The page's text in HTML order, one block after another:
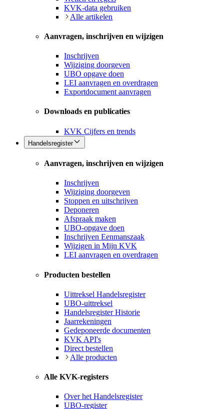
KVK-data gebruiken
Alle artikelen
Aanvragen, inschrijven en wijzigen
Inschrijven
Wijziging doorgeven
UBO opgave doen
LEI aanvragen en overdragen
Exportdocument aanvragen
Downloads en publicaties
KVK Cijfers en trends
Handelsregister
Aanvragen, inschrijven en wijzigen
Inschrijven
Wijziging doorgeven
Stoppen en uitschrijven
Deponeren
Afspraak maken
UBO-opgave doen
Inschrijven Eenmanszaak
Wijzigen in Mijn KVK
LEI aanvragen en overdragen
Producten bestellen
Uittreksel Handelsregister
UBO-uittreksel
Handelsregister Historie
Jaarrekeningen
Gedeponeerde documenten
KVK API's
Direct bestellen
Alle producten
Alle KVK-registers
Over het Handelsregister
UBO-register